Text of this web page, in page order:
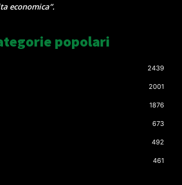
economica”.
popolari
2439
2001
1876
673
492
461